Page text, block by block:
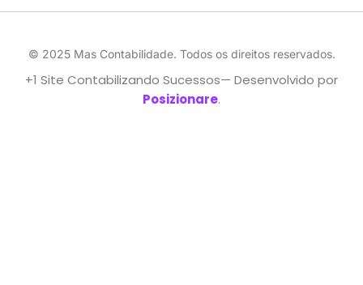
© 2025 Mas Contabilidade. Todos os direitos reservados.
+1 Site Contabilizando Sucessos— Desenvolvido por
Posizionare.